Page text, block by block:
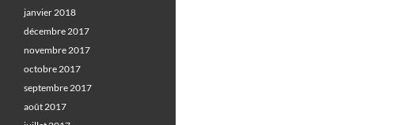
janvier 2018
décembre 2017
novembre 2017
octobre 2017
septembre 2017
août 2017